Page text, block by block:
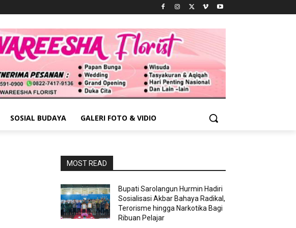
SOSIAL BUDAYA GALERI FOTO & VIDIO
MOST READ
Bupati Sarolangun Hurmin Hadiri
Sosialisasi Akbar Bahaya Radikal,
Terorisme hingga Narkotika Bagi
Ribuan Pelajar